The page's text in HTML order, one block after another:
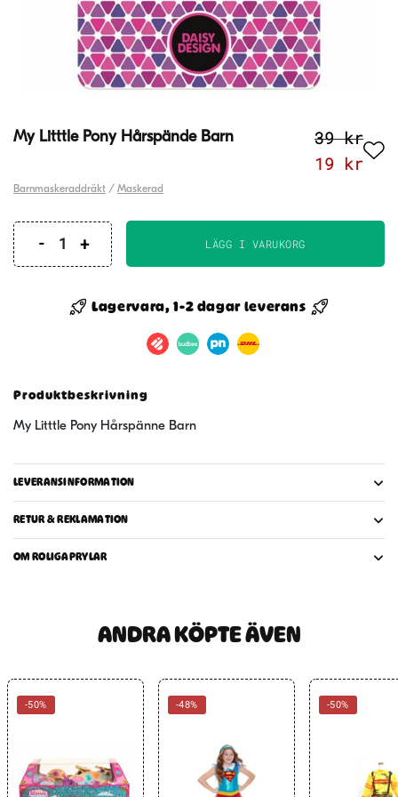
My Litttle Pony Hårspände Barn 39kr
Det
39 kr.
19 krDet
19
Barnmaskeraddräkt / Maskerad
My
Pony
Hårspände
LÄGG I VARUKORG
Lagervara, 1-2 dagar leverans
Produktbeskrivning
My Litttle Pony Hårspänne Barn
LEVERANSINFORMATION
RETUR & REKLAMATION
OM ROLIGAPRYLAR
ANDRA KÖPTE ÄVEN
-50% -48% -50%